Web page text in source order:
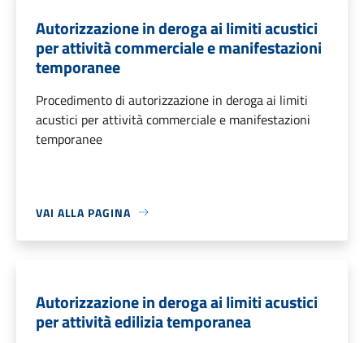
Autorizzazione in deroga ai limiti acustici
per attività commerciale e manifestazioni
temporanee
Procedimento di autorizzazione in deroga ai limiti
acustici per attività commerciale e manifestazioni
temporanee
VAI ALLA PAGINA
Autorizzazione in deroga ai limiti acustici
per attività edilizia temporanea